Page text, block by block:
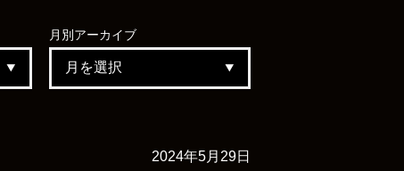
月別 アーカイブ
2024年5月29日